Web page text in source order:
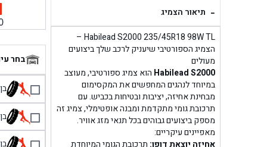
- תיאור הצמיג
Habilead S2000 235/45R18 98W TL –
הצמיג הספורטיבי שיעניק לרכב שלך ביצועים
מעולים
Habilead S2000 הוא צמיג ספורטיבי, מעוצב
במיוחד לנהגים המחפשים את המקסימום
מבחינת אחיזה, יציבות ובטיחות בכביש. עם
תרכובת גומי מתקדמת ומבנה אופטימלי, צמיג זה
מספק ביצועים גבוהים בכל תנאי מזג אוויר.
מאפיינים עיקריים:
אחיזה יוצאת דופן: תרכובת הגומי המיוחדת
בחר
בן
בן
בן